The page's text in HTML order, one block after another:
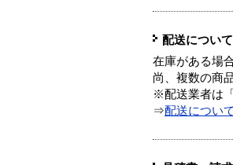
配送について
在庫がある場
尚、複数の商
※配送業者は
⇒配送につい